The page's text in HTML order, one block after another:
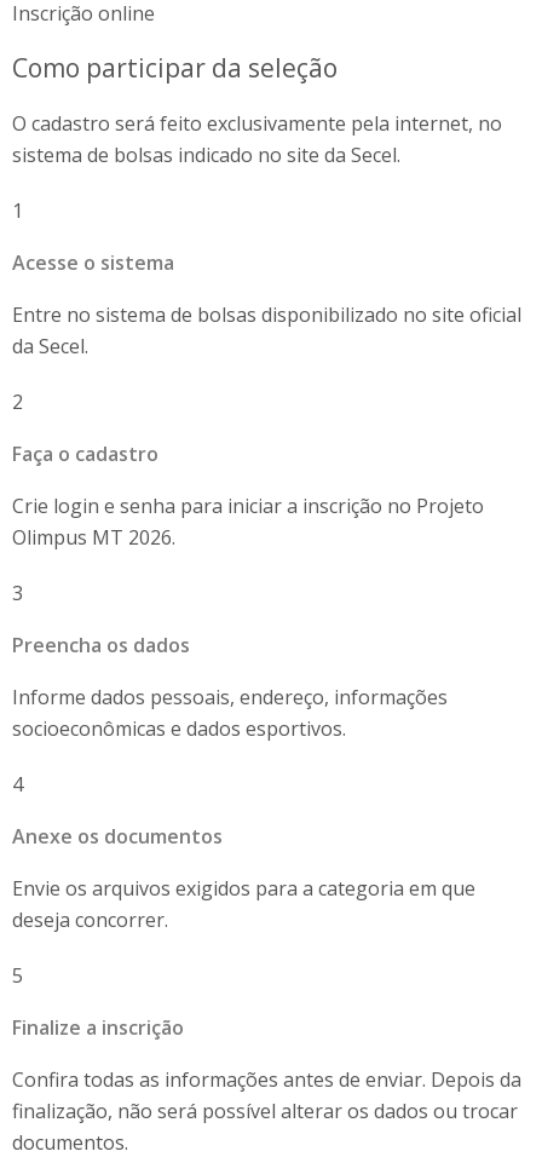
Inscrição online
Como participar da seleção
O cadastro será feito exclusivamente pela internet, no
sistema de bolsas indicado no site da Secel.
1
Acesse o sistema
Entre no sistema de bolsas disponibilizado no site oficial
da Secel.
2
Faça o cadastro
Crie login e senha para iniciar a inscrição no Projeto
Olimpus MT 2026.
3
Preencha os dados
Informe dados pessoais, endereço, informações
socioeconômicas e dados esportivos.
4
Anexe os documentos
Envie os arquivos exigidos para a categoria em que
deseja concorrer.
5
Finalize a inscrição
Confira todas as informações antes de enviar. Depois da
finalização, não será possível alterar os dados ou trocar
documentos.